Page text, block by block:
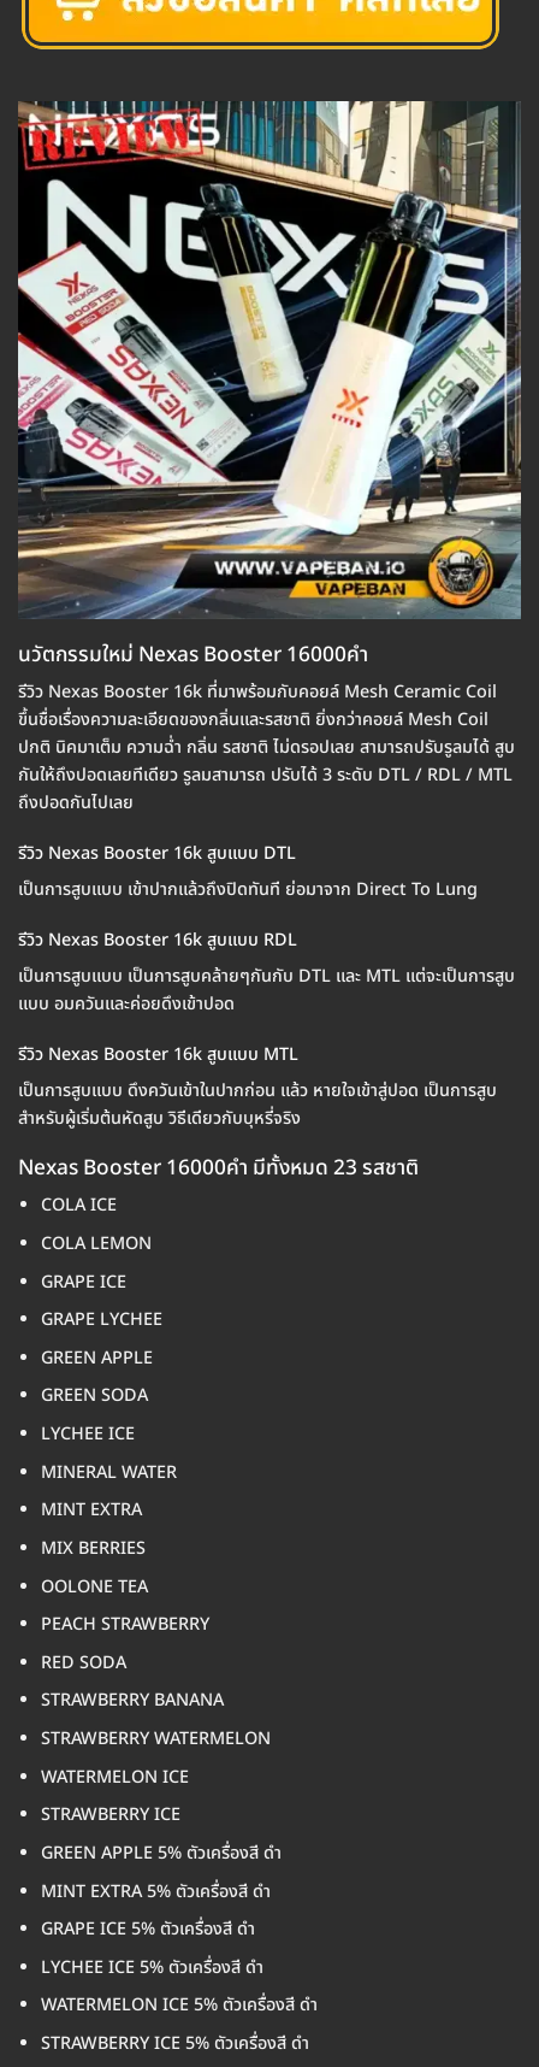
นวัตกรรมใหม่ Nexas Booster 16000คำ
รีวิว Nexas Booster 16k ที่มาพร้อมกับคอยล์ Mesh Ceramic Coil
ขึ้นชื่อเรื่องความละเอียดของกลิ่นและรสชาติ ยิ่งกว่าคอยล์ Mesh Coil
ปกติ นิคมาเต็ม ความฉ่ำ กลิ่น รสชาติ ไม่ดรอปเลย สามารถปรับรูลมได้ สูบ
กันให้ถึงปอดเลยทีเดียว รูลมสามารถ ปรับได้ 3 ระดับ DTL / RDL / MTL
ถึงปอดกันไปเลย
รีวิว Nexas Booster 16k สูบแบบ DTL
เป็นการสูบแบบ เข้าปากแล้วถึงปิดทันที ย่อมาจาก Direct To Lung
รีวิว Nexas Booster 16k สูบแบบ RDL
เป็นการสูบแบบ เป็นการสูบคล้ายๆกันกับ DTL และ MTL แต่จะเป็นการสูบ
แบบ อมควันและค่อยดึงเข้าปอด
รีวิว Nexas Booster 16k สูบแบบ MTL
เป็นการสูบแบบ ดึงควันเข้าในปากก่อน แล้ว หายใจเข้าสู่ปอด เป็นการสูบ
สำหรับผู้เริ่มต้นหัดสูบ วิธีเดียวกับบุหรี่จริง
Nexas Booster 16000คำ มีทั้งหมด 23 รสชาติ
COLA ICE
COLA LEMON
GRAPE ICE
GRAPE LYCHEE
GREEN APPLE
GREEN SODA
LYCHEE ICE
MINERAL WATER
MINT EXTRA
MIX BERRIES
OOLONE TEA
PEACH STRAWBERRY
RED SODA
STRAWBERRY BANANA
STRAWBERRY WATERMELON
WATERMELON ICE
STRAWBERRY ICE
GREEN APPLE 5% ตัวเครื่องสี ดำ
MINT EXTRA 5% ตัวเครื่องสี ดำ
GRAPE ICE 5% ตัวเครื่องสี ดำ
LYCHEE ICE 5% ตัวเครื่องสี ดำ
WATERMELON ICE 5% ตัวเครื่องสี ดำ
STRAWBERRY ICE 5% ตัวเครื่องสี ดำ